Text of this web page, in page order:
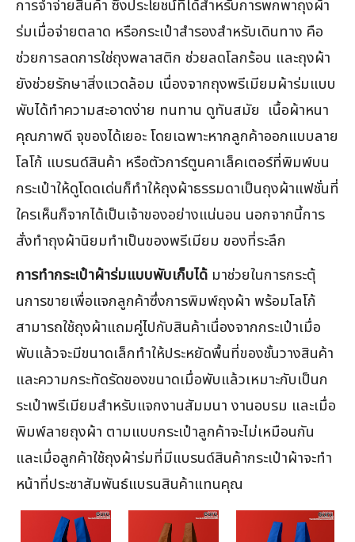
การจำจ่ายสินค้า ซึ่งประโยชน์ที่ได้สำหรับการพกพาถุงผ้า
ร่มเมื่อจ่ายตลาด หรือกระเป๋าสำรองสำหรับเดินทาง คือ
ช่วยการลดการใช่ถุงพลาสติก ช่วยลดโลกร้อน และถุงผ้า
ยังช่วยรักษาสิ่งแวดล้อม เนื่องจากถุงพรีเมียมผ้าร่มแบบ
พับได้ทำความสะอาดง่าย ทนทาน ดูทันสมัย เนื้อผ้าหนา
คุณภาพดี จุของได้เยอะ โดยเฉพาะหากลูกค้าออกแบบลาย
โลโก้ แบรนด์สินค้า หรือตัวการ์ตูนคาเล็คเตอร์ที่พิมพ์บน
กระเป๋าให้ดูโดดเด่นก็ทำให้ถุงผ้าธรรมดาเป็นถุงผ้าแฟชั่นที่
ใครเห็นก็จากได้เป็นเจ้าของอย่างแน่นอน นอกจากนี้การ
สั่งทำถุงผ้านิยมทำเป็นของพรีเมียม ของที่ระลึก
การทำกระเป๋าผ้าร่มแบบพับเก็บได้ มาช่วยในการกระตุ้
นการขายเพื่อแจกลูกค้าซึ่งการพิมพ์ถุงผ้า พร้อมโลโก้
สามารถใช้ถุงผ้าแถมคู่ไปกับสินค้าเนื่องจากกระเป๋าเมื่อ
พับแล้วจะมีขนาดเล็กทำให้ประหยัดพื้นที่ของชั้นวางสินค้า
และความกระทัดรัดของขนาดเมื่อพับแล้วเหมาะกับเป็นก
ระเป๋าพรีเมียมสำหรับแจกงานสัมมนา งานอบรม และเมื่อ
พิมพ์ลายถุงผ้า ตามแบบกระเป๋าลูกค้าจะไม่เหมือนกัน
และเมื่อลูกค้าใช้ถุงผ้าร่มที่มีแบรนด์สินค้ากระเป๋าผ้าจะทำ
หน้าที่ประชาสัมพันธ์แบรนสินค้าแทนคุณ